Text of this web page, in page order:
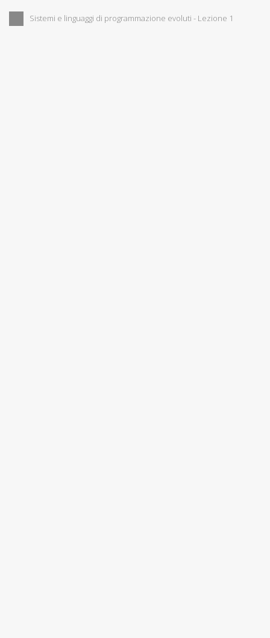
Sistemi e linguaggi di programmazione evoluti - Lezione 1